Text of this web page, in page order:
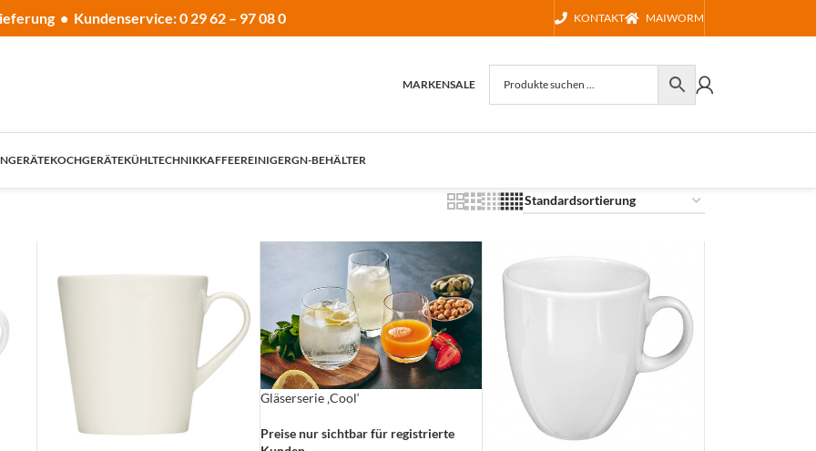
• Kundenservice: 0 29 62 – 97 08 0 KONTAKT MAIWORM
MARKENSALE
KOCHGERÄTEKÜHLTECHNIKKAFFEEREINIGERGN-BEHÄLTER
Gläserserie ‚Cool‘
Preise nur sichtbar für registrierte